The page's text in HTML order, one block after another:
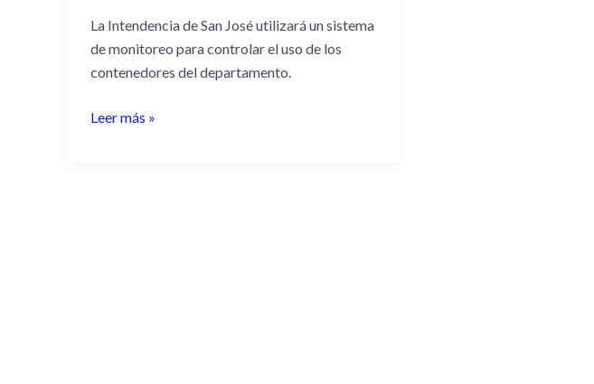
La Intendencia de San José utilizará un sistema
de monitoreo para controlar el uso de los
contenedores del departamento.
videovigilancia
Leer más »